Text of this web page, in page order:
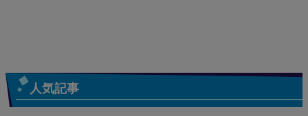
人気記事